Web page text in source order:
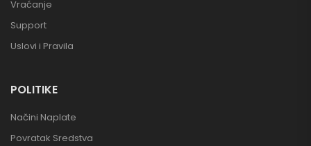
Vraćanje
Support
Uslovi i Pravila
POLITIKE
Načini Naplate
Povratak Sredstva